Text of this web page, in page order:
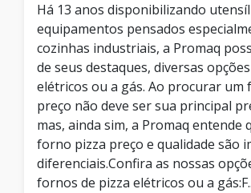
Há 13 anos disponibilizando
equipamentos pensados
cozinhas industriais, a Promaq
de seus destaques, diversas
elétricos ou a gás. Ao procurar um
preço não deve ser sua principal
mas, ainda sim, a Promaq entende
forno pizza preço e qualidade são
diferenciais.Confira as nossas
fornos de pizza elétricos ou a